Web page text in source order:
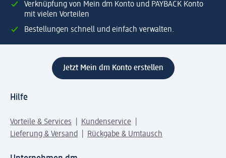
Verknüpfung von Mein dm Konto und PAYBACK Konto
mit vielen Vorteilen
Bestellungen schnell und einfach verwalten.
Jetzt Mein dm Konto erstellen
Hilfe
Vorteile & Services
Kundenservice
Lieferung & Versand
Rückgabe & Umtausch